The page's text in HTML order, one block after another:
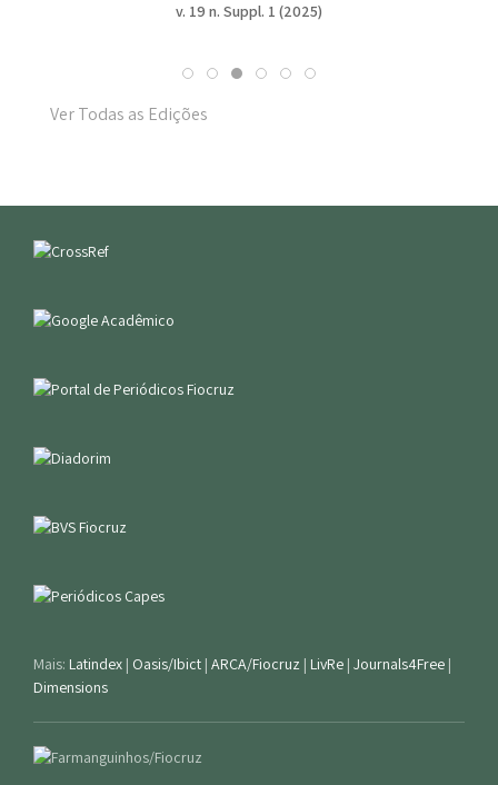
v. 19 n. Suppl. 1 (2025)
Ver Todas as Edições
Mais: Latindex | Oasis/Ibict | ARCA/Fiocruz | LivRe | Journals4Free |
Dimensions